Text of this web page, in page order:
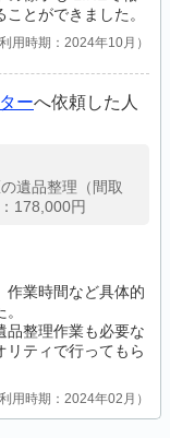
とができました。
利用時期：2024年10月
ーへ依頼した人
遺品整理（間取
178,000円
作業時間など具体的
品整理作業も必要な
リティで行ってもら
利用時期：2024年02月